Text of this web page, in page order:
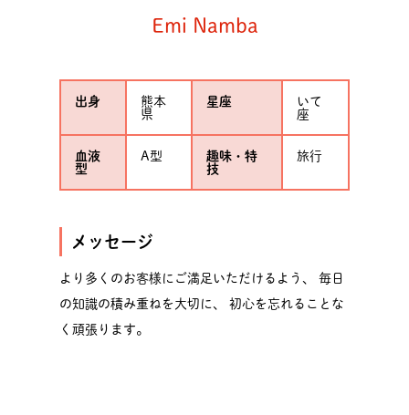
Emi Namba
出身
熊本
県
星座
いて
座
血液
型
A型
趣味・特
技
旅行
メッセージ
より多くのお客様にご満足いただけるよう、 毎日
の知識の積み重ねを大切に、 初心を忘れることな
く頑張ります。